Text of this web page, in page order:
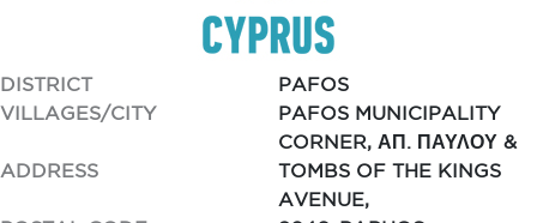
DISTRICT
PAFOS
VILLAGES/CITY
PAFOS MUNICIPALITY
ADDRESS
CORNER, ΑΠ. ΠΑΥΛΟΥ &
TOMBS OF THE KINGS
AVENUE,